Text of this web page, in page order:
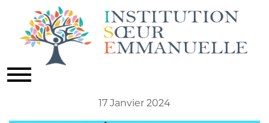
LE MARCHE DE L'ALIMENTAIRE
17 Janvier 2024